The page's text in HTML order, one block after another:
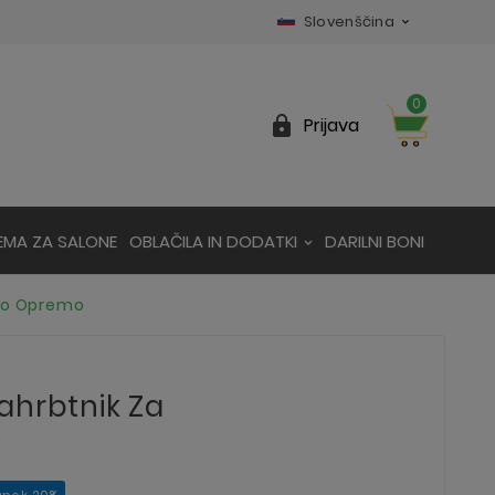
Slovenščina 
 Prijava
0
ZA SALONE OBLAČILA IN DODATKI DARILNI BONI
Opremo
Za